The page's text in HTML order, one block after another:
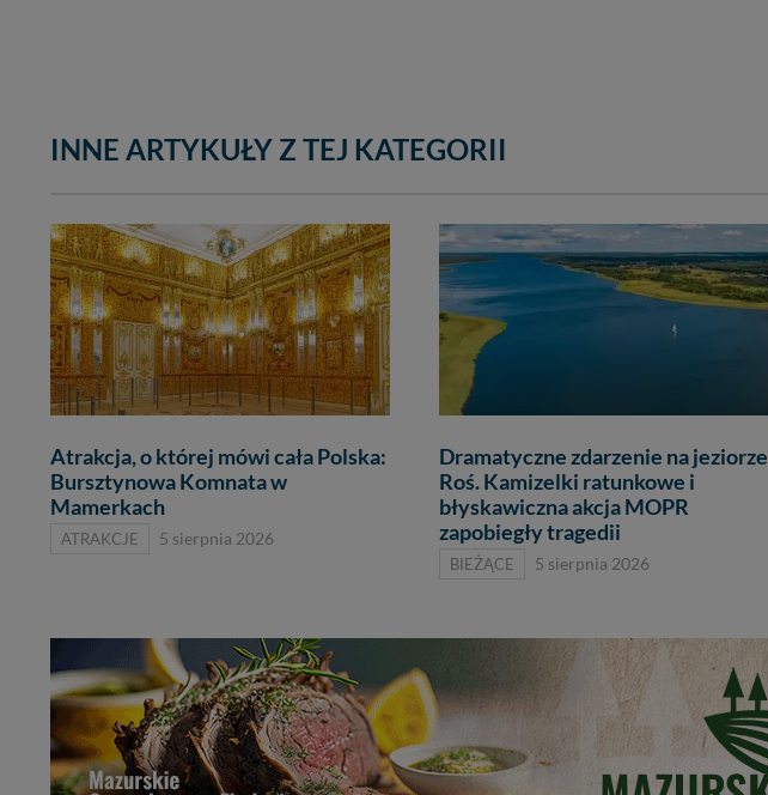
INNE ARTYKUŁY Z TEJ KATEGORII
Atrakcja, o której mówi cała Polska:
Bursztynowa Komnata w
Mamerkach
ATRAKCJE 5 sierpnia 2026
Dramatyczne zdarzenie na jeziorze
Roś. Kamizelki ratunkowe i
błyskawiczna akcja MOPR
zapobiegły tragedii
BIEŻĄCE 5 sierpnia 2026